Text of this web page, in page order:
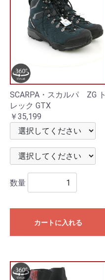
SCARPA・スカルパ ZG ト
レック GTX
￥35,199
数量
カートに入れる